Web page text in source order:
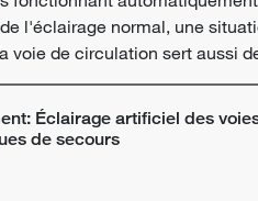
l'éclairage normal, une
voie de circulation sert aussi
Éclairage artificiel des
de secours